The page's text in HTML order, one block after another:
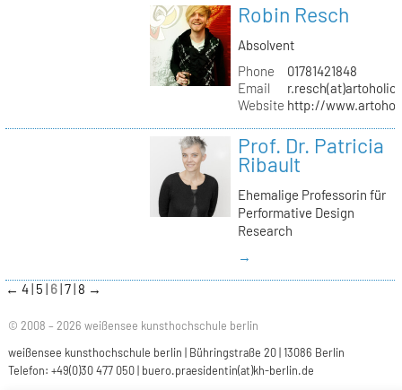
Robin Resch
Absolvent
Phone
01781421848
Email
Website http://
Prof. Dr. Patricia
Ribault
Ehemalige Professorin für
Performative Design
Research
→
← 4 5 6 7 8 →
© 2008 – 2026 weißensee kunsthochschule berlin
weißensee kunsthochschule berlin | Bühringstraße 20 | 13086 Berlin
Telefon: +49(0)30 477 050 | buero.praesidentin(at)kh-berlin.de